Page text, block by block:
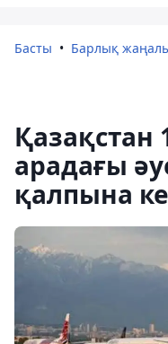
Басты Барлық
Қазақстан
арадағы
қалпына